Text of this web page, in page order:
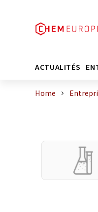
ACTUALITÉS
Home